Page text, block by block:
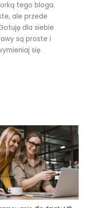
tego bloga.
ale przede
dla siebie
są proste i
się